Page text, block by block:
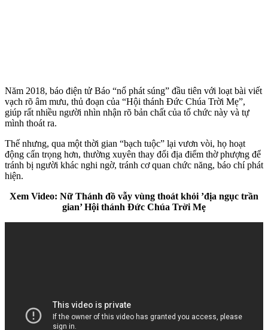
Năm 2018, báo điện tử Báo “nổ phát súng” đầu tiên với loạt bài viết
vạch rõ âm mưu, thủ đoạn của “Hội thánh Đức Chúa Trời Mẹ”,
giúp rất nhiều người nhìn nhận rõ bản chất của tổ chức này và tự
mình thoát ra.
Thế nhưng, qua một thời gian “bạch tuộc” lại vươn vòi, họ hoạt
động cẩn trọng hơn, thường xuyên thay đổi địa điểm thờ phượng để
tránh bị người khác nghi ngờ, tránh cơ quan chức năng, báo chí phát
hiện.
Xem Video: Nữ Thánh đồ vẫy vùng thoát khỏi ’địa ngục trần
gian’ Hội thánh Đức Chúa Trời Mẹ